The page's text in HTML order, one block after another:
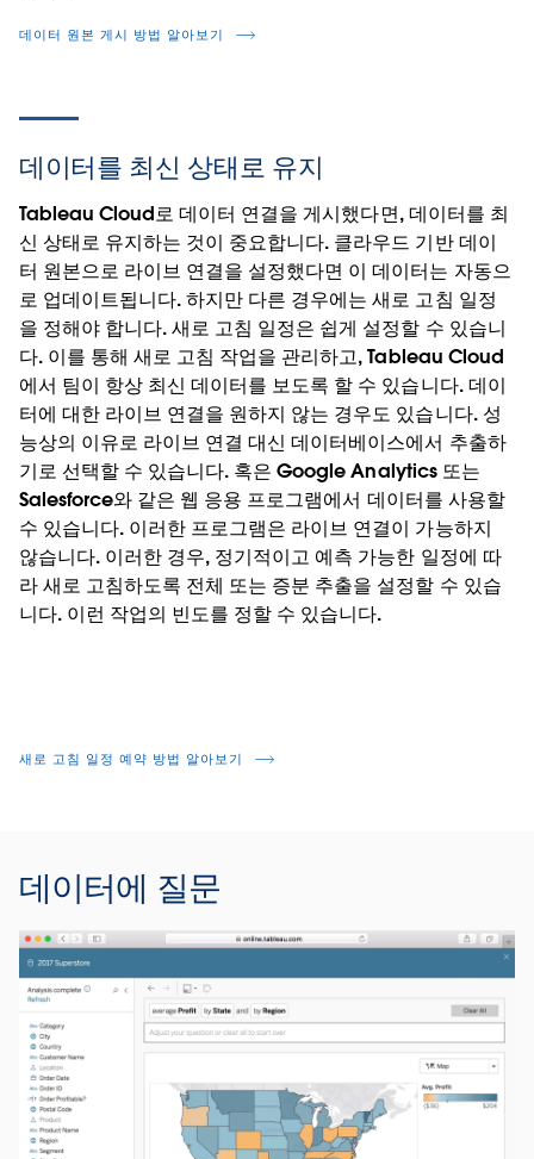
데이터 원본 게시 방법 알아보기
데이터를 최신 상태로 유지
Tableau Cloud로 데이터 연결을 게시했다면, 데이터를 최
신 상태로 유지하는 것이 중요합니다. 클라우드 기반 데이
터 원본으로 라이브 연결을 설정했다면 이 데이터는 자동으
로 업데이트됩니다. 하지만 다른 경우에는 새로 고침 일정
을 정해야 합니다. 새로 고침 일정은 쉽게 설정할 수 있습니
다. 이를 통해 새로 고침 작업을 관리하고, Tableau Cloud
에서 팀이 항상 최신 데이터를 보도록 할 수 있습니다. 데이
터에 대한 라이브 연결을 원하지 않는 경우도 있습니다. 성
능상의 이유로 라이브 연결 대신 데이터베이스에서 추출하
기로 선택할 수 있습니다. 혹은 Google Analytics 또는
Salesforce와 같은 웹 응용 프로그램에서 데이터를 사용할
수 있습니다. 이러한 프로그램은 라이브 연결이 가능하지
않습니다. 이러한 경우, 정기적이고 예측 가능한 일정에 따
라 새로 고침하도록 전체 또는 증분 추출을 설정할 수 있습
니다. 이런 작업의 빈도를 정할 수 있습니다.
새로 고침 일정 예약 방법 알아보기
데이터에 질문